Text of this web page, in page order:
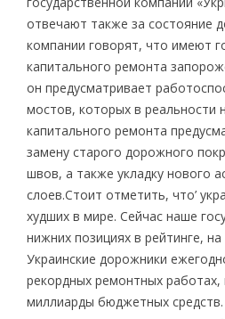
отвечают также за состояние
компании говорят, что имеют
капитального ремонта
он предусматривает
мостов, которых в реальности
капитального ремонта
замену старого дорожного
швов, а также укладку нового
слоев.Стоит отметить, что’
худших в мире. Сейчас наше
нижних позициях в рейтинге,
Украинские дорожники
рекордных ремонтных
миллиарды бюджетных